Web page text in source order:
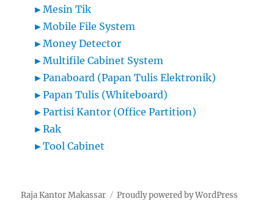
►Mesin Tik
►Mobile File System
►Money Detector
►Multifile Cabinet System
►Panaboard (Papan Tulis Elektronik)
►Papan Tulis (Whiteboard)
►Partisi Kantor (Office Partition)
►Rak
►Tool Cabinet
Raja Kantor Makassar Proudly powered by WordPress